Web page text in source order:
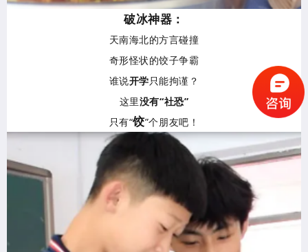
破冰神器：
天南海北的方言碰撞
奇形怪状的饺子争霸
谁说开学只能拘谨？
这里没有“社恐”
只有“饺”个朋友吧！